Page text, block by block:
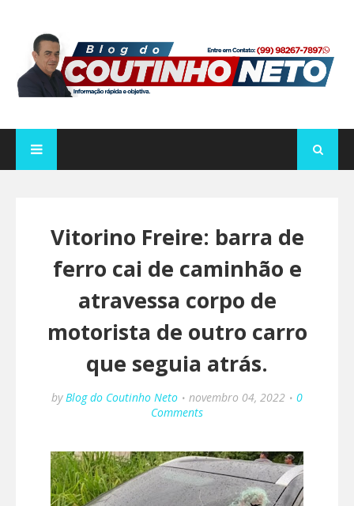
Vitorino Freire: barra de
ferro cai de caminhão e
atravessa corpo de
motorista de outro carro
que seguia atrás.
by Blog do Coutinho Neto novembro 04, 2022
0
Comments